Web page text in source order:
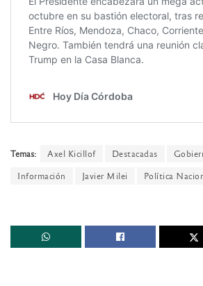
Temas: Axel Kicillof Destacadas
Información
Javier Milei Política